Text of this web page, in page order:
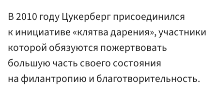
В 2010 году Цукерберг присоединился
к инициативе «клятва дарения», участники
которой обязуются пожертвовать
большую часть своего состояния
на филантропию и благотворительность.